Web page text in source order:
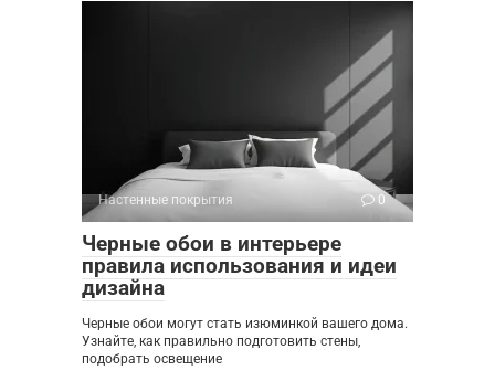
Настенные покрытия 0
Черные обои в интерьере
правила использования и идеи
дизайна
Черные обои могут стать изюминкой вашего дома.
Узнайте, как правильно подготовить стены,
подобрать освещение